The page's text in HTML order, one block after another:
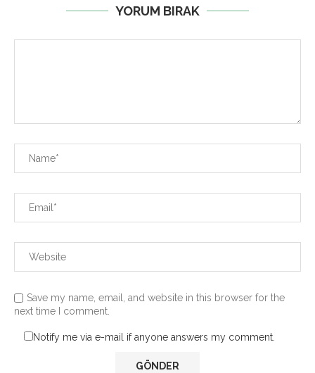
YORUM BIRAK
Save my name, email, and website in this browser for the
next time I comment.
Notify me via e-mail if anyone answers my comment.